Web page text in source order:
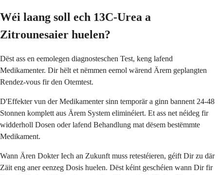
Wéi laang soll ech 13C-Urea a
Zitrounesaier huelen?
Dëst ass en eemolegen diagnosteschen Test, keng lafend
Medikamenter. Dir hëlt et nëmmen eemol wärend Ärem geplangten
Rendez-vous fir den Otemtest.
D'Effekter vun der Medikamenter sinn temporär a ginn bannent 24-48
Stonnen komplett aus Ärem System eliminéiert. Et ass net néideg fir
widderholl Dosen oder lafend Behandlung mat dësem bestëmmte
Medikament.
Wann Ären Dokter Iech an Zukunft muss retestéieren, géift Dir zu där
Zäit eng aner eenzeg Dosis huelen. Dëst kéint geschéien wann Dir fir